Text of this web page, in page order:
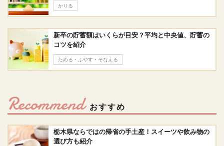
かりる
新卒の貯蓄額はいくらが目安？平均と中央値、貯蓄の
コツを紹介
ためる・ふやす・そなえる
Recommend おすすめ
栃木県ならではの帰省の手土産！スイーツや飲み物の
選び方も紹介